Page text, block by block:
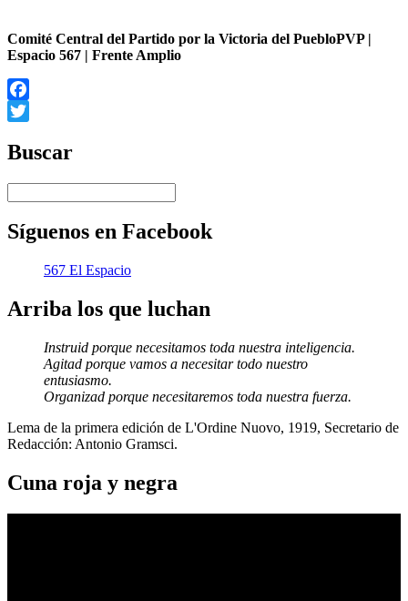
Comité Central del Partido por la Victoria del PuebloPVP |
Espacio 567 | Frente Amplio
Facebook
Buscar
Síguenos en Facebook
567 El Espacio
Arriba los que luchan
Instruid porque necesitamos toda nuestra inteligencia.
Agitad porque vamos a necesitar todo nuestro
entusiasmo.
Organizad porque necesitaremos toda nuestra fuerza.
Lema de la primera edición de L'Ordine Nuovo, 1919, Secretario de
Redacción: Antonio Gramsci.
Cuna roja y negra